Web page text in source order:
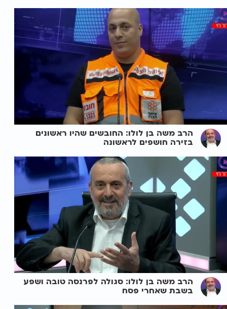
הרב משה בן לולו: החובשים שהיו ראשונים
בזירה חושפים לראשונה
הרב משה בן לולו: סגולה לפרנסה טובה ושפע
בשבת שאחרי פסח